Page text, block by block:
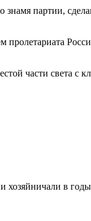
партии,
части света
в